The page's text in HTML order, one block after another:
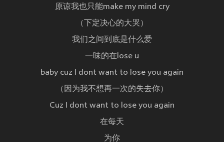
原谅我也只能make my mind cry
（下定决心的大哭）
我们之间到底是什么爱
一味的在lose u
baby cuz I dont want to lose you again
（因为我不想再一次的失去你）
Cuz I dont want to lose you again
在每天
为你